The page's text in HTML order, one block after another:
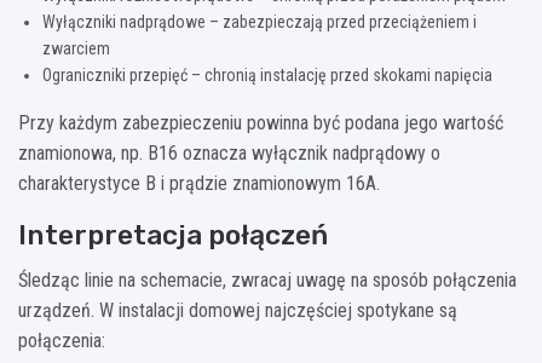
Wyłączniki nadprądowe – zabezpieczają przed przeciążeniem i
zwarciem
Ograniczniki przepięć – chronią instalację przed skokami napięcia
Przy każdym zabezpieczeniu powinna być podana jego wartość
znamionowa, np. B16 oznacza wyłącznik nadprądowy o
charakterystyce B i prądzie znamionowym 16A.
Interpretacja połączeń
Śledząc linie na schemacie, zwracaj uwagę na sposób połączenia
urządzeń. W instalacji domowej najczęściej spotykane są
połączenia: